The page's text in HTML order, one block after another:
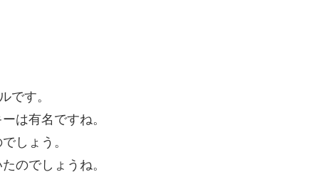
です。
は有名ですね。
しょう。
のでしょうね。